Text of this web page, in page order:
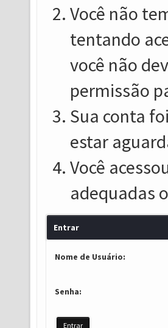
Você não
tentando
você não
permissão
Sua conta
estar
Você
adequadas
Entrar
Nome de Usuário:
Senha: